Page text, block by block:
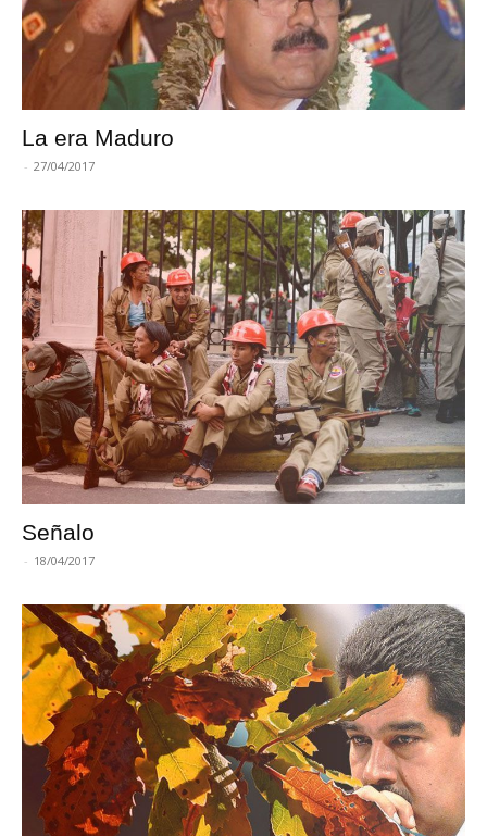
La era Maduro
- 27/04/2017
Señalo
- 18/04/2017